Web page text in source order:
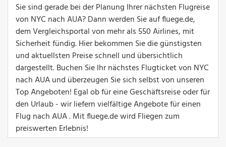
Sie sind gerade bei der Planung Ihrer nächsten Flugreise
von NYC nach AUA? Dann werden Sie auf fluege.de,
dem Vergleichsportal von mehr als 550 Airlines, mit
Sicherheit fündig. Hier bekommen Sie die günstigsten
und aktuellsten Preise schnell und übersichtlich
dargestellt. Buchen Sie Ihr nächstes Flugticket von NYC
nach AUA und überzeugen Sie sich selbst von unseren
Top Angeboten! Egal ob für eine Geschäftsreise oder für
den Urlaub - wir liefern vielfältige Angebote für einen
Flug nach AUA . Mit fluege.de wird Fliegen zum
preiswerten Erlebnis!